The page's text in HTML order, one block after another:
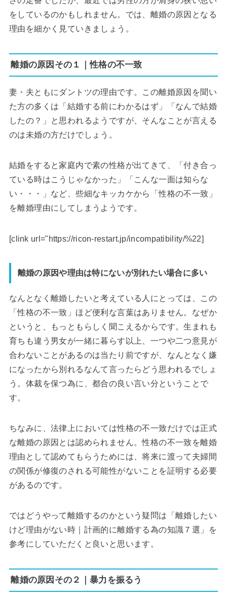
をしているのかもしれません。では、離婚の原因となる
理由を細かく見ていきましょう。
離婚の原因その１｜性格の不一致
妻・夫ともにダントツの理由です。この離婚原因を聞い
た方の多くは「結婚する前にわかるはず」「なんで結婚
したの？」と思われるようですが、そんなことが言える
のは未婚の方だけでしょう。
結婚をすると家庭内で素の性格が出てきて、「付き合っ
ている時はこうじゃなかった」「こんな一面は知らな
い・・・」など、些細なキッカケから「性格の不一致」
を離婚理由にしてしまうようです。
[clink url="https://ricon-restart.jp/incompatibility/%22]
離婚の原因や理由は特にないが別れたい場合に多い
なんとなく離婚したいと考えている人にとっては、この
「性格の不一致」ほど便利な言葉はありません。なぜか
というと、もっともらしく聞こえるからです。生まれも
育ちも違う男女が一緒に暮らす以上、一つや二つ意見が
合わないことがあるのは当たり前ですが、なんとなく嫌
になったから別れるなんて言ったらどう思われるでしょ
う。体裁を保つ為に、都合の良い言い分ということで
す。
ちなみに、法律上においては性格の不一致だけでは正式
な離婚の原因とは認められません。性格の不一致を離婚
理由として認めてもらうためには、将来に渡って夫婦間
の関係が修復のされる可能性がないことを証明する必要
があるのです。
ではどうやって離婚するのかという疑問は「離婚したい
けど理由がない時｜計画的に離婚する為の知識７選」を
参考にしていただくと良いと思います。
離婚の原因その２｜暴力を振るう